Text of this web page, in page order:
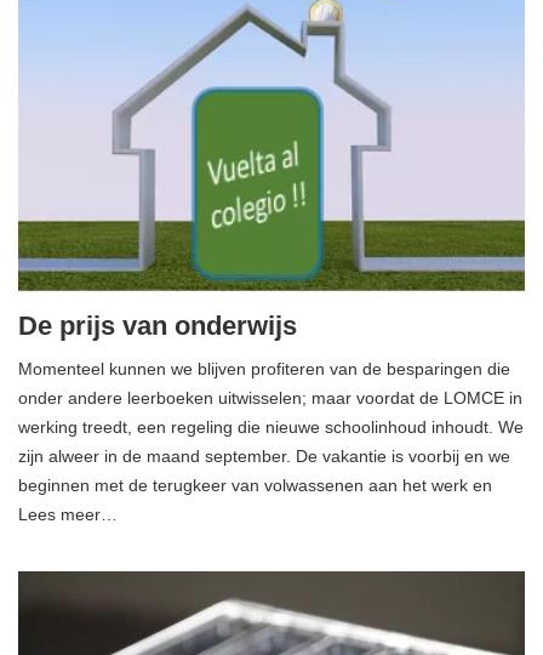
De prijs van onderwijs
Momenteel kunnen we blijven profiteren van de besparingen die
onder andere leerboeken uitwisselen; maar voordat de LOMCE in
werking treedt, een regeling die nieuwe schoolinhoud inhoudt. We
zijn alweer in de maand september. De vakantie is voorbij en we
beginnen met de terugkeer van volwassenen aan het werk en
Lees meer…